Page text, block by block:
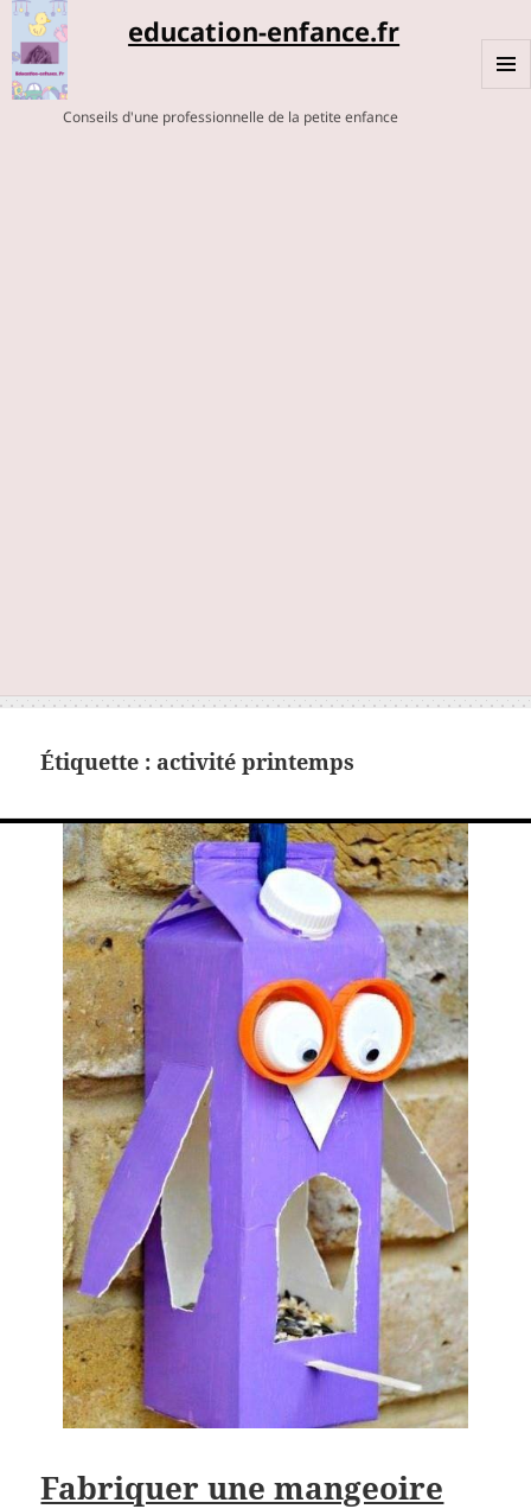
education-enfance.fr
Conseils d'une professionnelle de la petite enfance
Étiquette : activité printemps
Fabriquer une mangeoire